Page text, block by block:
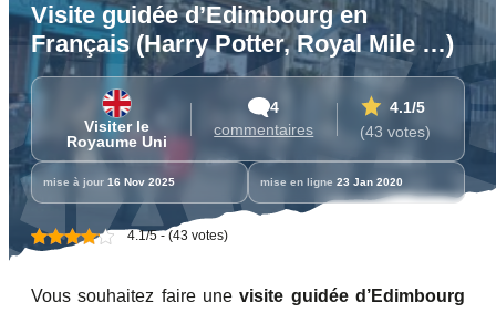
Visite guidée d’Edimbourg en
Français (Harry Potter, Royal Mile …)
Visiter le
Royaume Uni
4
commentaires
4.1/5
(43 votes)
mise à jour 16 Nov 2025 mise en ligne 23 Jan 2020
4.1/5 - (43 votes)
Vous souhaitez faire unevisite guidée d’Edimbourg